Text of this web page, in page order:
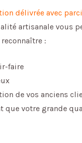
délivrée avec
artisanale vous
:
faire
de vos anciens
que votre grande